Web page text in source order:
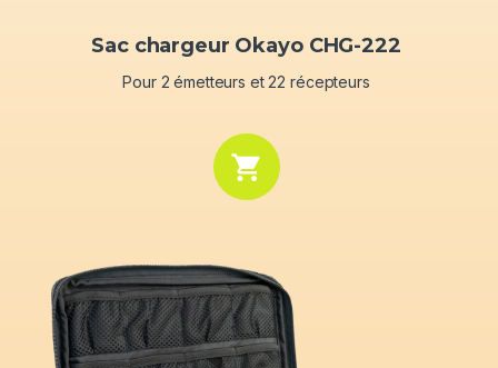
Sac chargeur Okayo CHG-222
Pour 2 émetteurs et 22 récepteurs